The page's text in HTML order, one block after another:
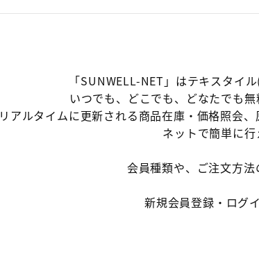
「SUNWELL-NET」はテキスタイ
いつでも、どこでも、どなたでも無
リアルタイムに更新される商品在庫・価格照会、
ネットで簡単に行
会員種類や、ご注文方法
新規会員登録・ログ